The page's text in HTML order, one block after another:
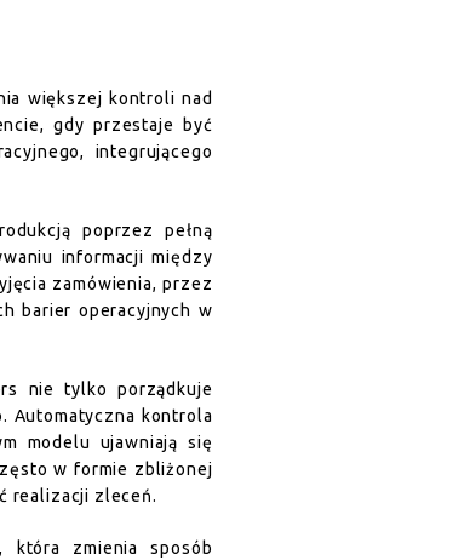
większej kontroli nad
gdy przestaje być
integrującego
poprzez pełną
informacji między
zamówienia, przez
barier operacyjnych w
nie tylko porządkuje
Automatyczna kontrola
modelu ujawniają się
w formie zbliżonej
realizacji zleceń.
która zmienia sposób